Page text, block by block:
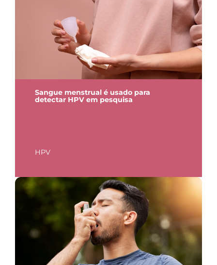
Sangue menstrual é usado para
detectar HPV em pesquisa
HPV